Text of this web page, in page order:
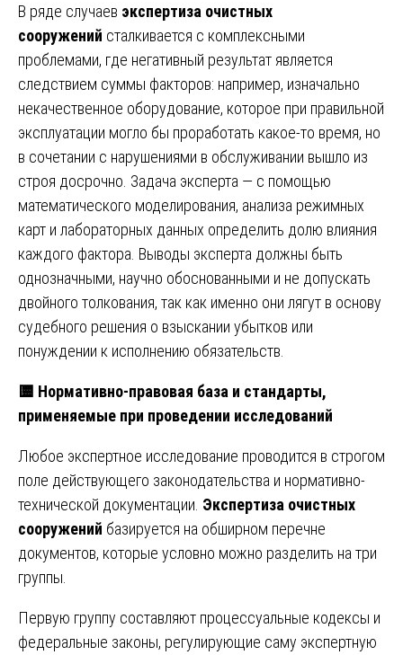
В ряде случаев экспертиза очистных
сооружений сталкивается с комплексными
проблемами, где негативный результат является
следствием суммы факторов: например, изначально
некачественное оборудование, которое при правильной
эксплуатации могло бы проработать какое-то время, но
в сочетании с нарушениями в обслуживании вышло из
строя досрочно. Задача эксперта — с помощью
математического моделирования, анализа режимных
карт и лабораторных данных определить долю влияния
каждого фактора. Выводы эксперта должны быть
однозначными, научно обоснованными и не допускать
двойного толкования, так как именно они лягут в основу
судебного решения о взыскании убытков или
понуждении к исполнению обязательств.
🟨 Нормативно-правовая база и стандарты,
применяемые при проведении исследований
Любое экспертное исследование проводится в строгом
поле действующего законодательства и нормативно-
технической документации. Экспертиза очистных
сооружений базируется на обширном перечне
документов, которые условно можно разделить на три
группы.
Первую группу составляют процессуальные кодексы и
федеральные законы, регулирующие саму экспертную